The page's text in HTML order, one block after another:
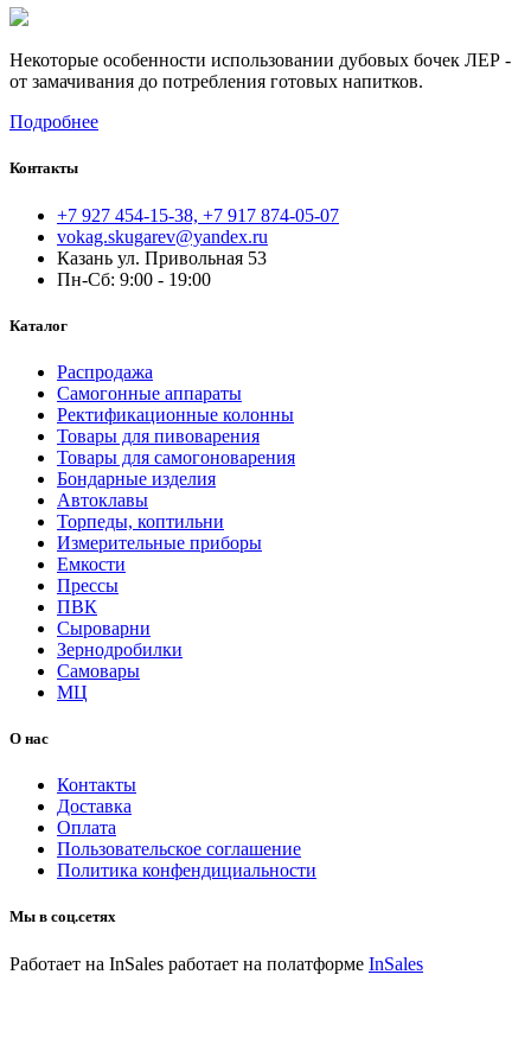
Некоторые особенности использовании дубовых бочек ЛЕР -
от замачивания до потребления готовых напитков.
Подробнее
Контакты
+7 927 454-15-38, +7 917 874-05-07
vokag.skugarev@yandex.ru
Казань ул. Привольная 53
Пн-Сб: 9:00 - 19:00
Каталог
Распродажа
Самогонные аппараты
Ректификационные колонны
Товары для пивоварения
Товары для самогоноварения
Бондарные изделия
Автоклавы
Торпеды, коптильни
Измерительные приборы
Емкости
Прессы
ПВК
Сыроварни
Зернодробилки
Самовары
МЦ
О нас
Контакты
Доставка
Оплата
Пользовательское соглашение
Политика конфендициальности
Мы в соц.сетях
Работает на InSales работает на полатформе InSales